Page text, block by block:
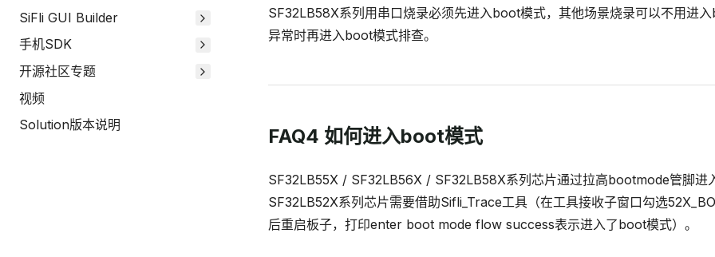
SiFli GUI Builder
手机SDK
开源社区专题
视频
Solution版本说明
SF32LB58X系列用串口烧录必须先进入boot模式，其他场景烧录可以不用进
异常时再进入boot模式排查。
FAQ4 如何进入boot模式
SF32LB55X / SF32LB56X / SF32LB58X系列芯片通过拉高bootmode管脚进
SF32LB52X系列芯片需要借助Sifli_Trace工具（在工具接收子窗口勾选
后重启板子，打印enter boot mode flow success表示进入了boot模式）。